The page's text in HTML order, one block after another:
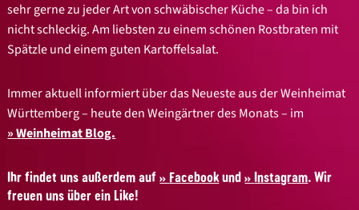
sehr gerne zu jeder Art von schwäbischer Küche – da bin ich
nicht schleckig. Am liebsten zu einem schönen Rostbraten mit
Spätzle und einem guten Kartoffelsalat.
Immer aktuell informiert über das Neueste aus der Weinheimat
Württemberg – heute den Weingärtner des Monats – im
Weinheimat Blog.
Ihr findet uns außerdem auf Facebookund Instagram. Wir
freuen uns über ein Like!